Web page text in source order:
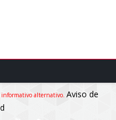
alternativo. Aviso de